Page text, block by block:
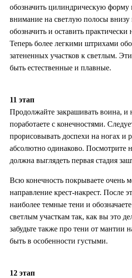
обозначить цилиндрическую
внимание на светлую полосы внизу
обозначить и оставить практически
Теперь более легкими штрихами
затененных участков к светлым.
быть естественные и плавные.
11 этап
Продолжайте закрашивать воина, и
поработаете с конечностями.
прорисовывать доспехи на ногах и
абсолютно одинаково. Посмотрите
должна выглядеть первая стадия
Всю конечность покрываете очень
направление крест-накрест. После
наиболее темные тени и
светлым участкам так, как вы это
забудьте также про тени от
быть в особенности густыми.
12 этап